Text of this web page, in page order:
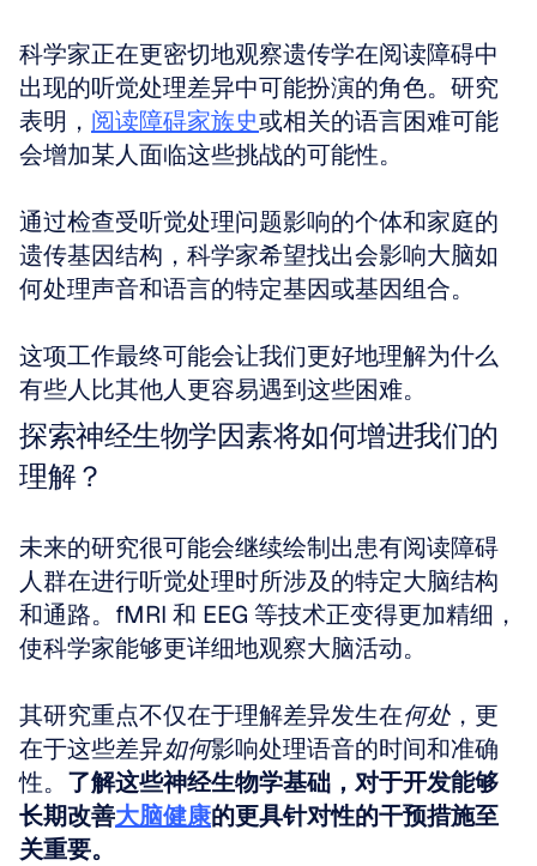
科学家正在更密切地观察遗传学在阅读障碍中
出现的听觉处理差异中可能扮演的角色。研究
表明， 阅读障碍家族史或相关的语言困难可能
会增加某人面临这些挑战的可能性。
通过检查受听觉处理问题影响的个体和家庭的
遗传基因结构，科学家希望找出会影响大脑如
何处理声音和语言的特定基因或基因组合。
这项工作最终可能会让我们更好地理解为什么
有些人比其他人更容易遇到这些困难。
探索神经生物学因素将如何增进我们的
理解？
未来的研究很可能会继续绘制出患有阅读障碍
人群在进行听觉处理时所涉及的特定大脑结构
和通路。fMRI 和 EEG 等技术正变得更加精细，
使科学家能够更详细地观察大脑活动。
其研究重点不仅在于理解差异发生在何处 ，更
在于这些差异如何影响处理语音的时间和准确
性。 了解这些神经生物学基础，对于开发能够
长期改善大脑健康的更具针对性的干预措施至
关重要。